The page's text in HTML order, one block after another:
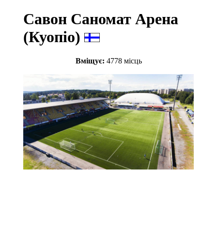
Савон Саномат Арена
(Куопіо)
Вміщує: 4778 місць